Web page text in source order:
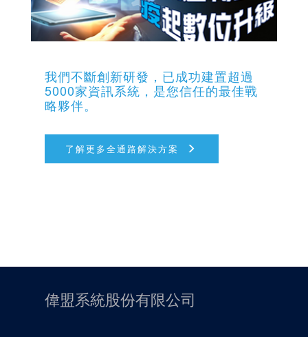
我們不斷創新研發，已成功建置超過
5000家資訊系統，是您信任的最佳戰
略夥伴。
了解更多全通路解決方案
偉盟系統股份有限公司